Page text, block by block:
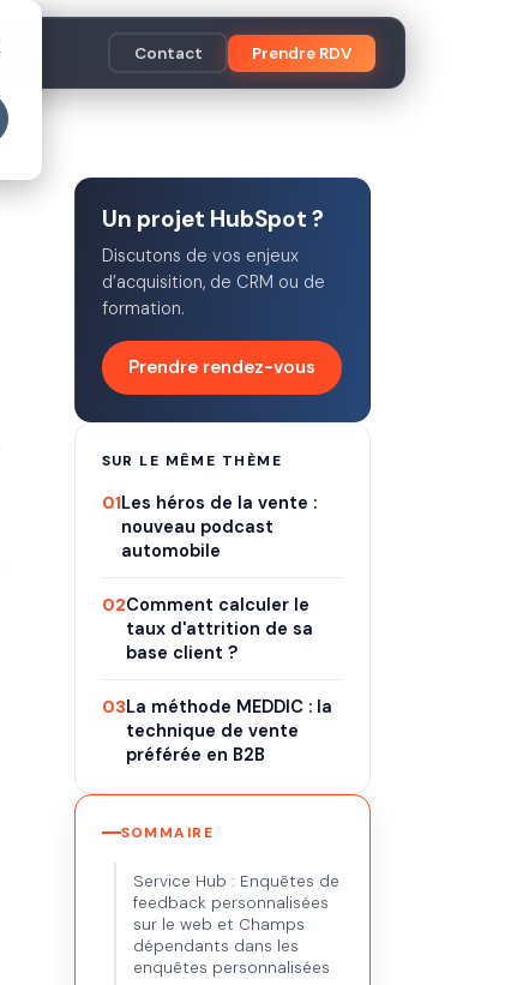
Contact Prendre RDV
Un projet HubSpot ?
Discutons de vos enjeux
d’acquisition, de CRM ou de
formation.
Prendre rendez-vous
SUR LE MÊME THÈME
01Les héros de la vente :
nouveau podcast
automobile
02Comment calculer le
taux d'attrition de sa
base client ?
03La méthode MEDDIC : la
technique de vente
préférée en B2B
SOMMAIRE
Service Hub : Enquêtes de
feedback personnalisées
sur le web et Champs
dépendants dans les
enquêtes personnalisées